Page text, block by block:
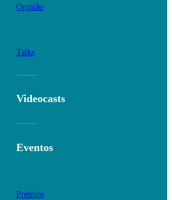
Opinião
Talks
Videocasts
Eventos
Prémios